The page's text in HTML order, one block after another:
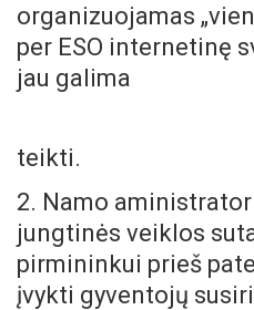
organizuojamas
per ESO internetinę
jau galima
teikti.
2. Namo
jungtinės veiklos
pirmininkui prieš
įvykti gyventojų